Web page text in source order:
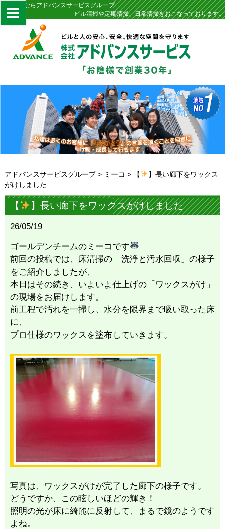
定期清掃ならアドバンスサービスグループ
ビル清掃や定期清掃、日常清掃をおこなっております。
アドバンスサービスグループ> ミーコ > 【
】長い廊下をワックス
がけしました
【 】長い廊下をワックスがけしました
26/05/19
ゴールデンチームのミーコです
前回の投稿では、床清掃の「洗浄と汚水回収」の様子
をご紹介しましたが、
本日はその続き、いよいよ仕上げの「ワックスがけ」
の現場をお届けします。
​前工程で汚れを一掃し、水分を限界まで吸い取った床
に、
プロ仕様のワックスを塗布していきます。
​写真は、ワックスがけが完了した廊下の様子です。
どうですか、この眩しいほどの輝き！
照明の光が床に綺麗に反射して、まるで鏡のようです
よね。